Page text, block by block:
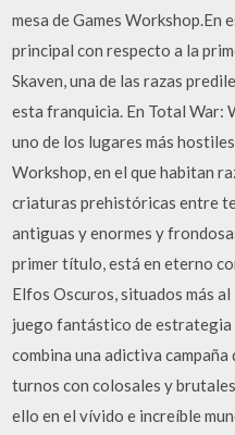
mesa de Games Workshop.En
principal con respecto a la
Skaven, una de las razas
esta franquicia. En Total War:
uno de los lugares más
Workshop, en el que habitan
criaturas prehistóricas entre
antiguas y enormes y
primer título, está en eterno
Elfos Oscuros, situados más
juego fantástico de estrategia
combina una adictiva
turnos con colosales y
ello en el vívido e increíble